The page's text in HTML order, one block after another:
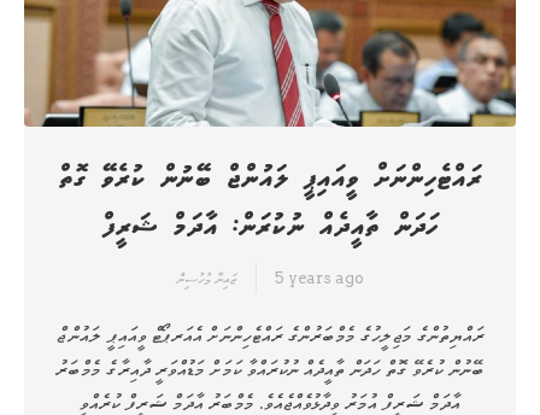
ރައްޓެހިންނަށް ވީއައިޕީ ލައުންޖް ބޭނުން ކުރެވޭ ގޮތް
ހަދަން ތާއީދެއް ނުކުރަން: އާދަމް ޝަރީފް
ޒައިނާ މުހުސިން 5 years ago
ރައްޔިތުންގެ މަޖިލީހުގެ މެމްބަރުންގެ ރައްޓެހިންނަށް އެއަރޕޯޓް ވީއައިޕީ ލައުންޖް
ބޭނުން ކުރެވޭ ގޮތް ހަދަން ތާއީދެއް ނުކުރައްވާ ކަމަށް މަޑުއްވަރީ ދާއިރާގެ މެމްބަރު
އާދަމް ޝަރީފް އުމަރު ވިދާޅުވެއްޖެއެވެ. މެމްބަރު އާދަމް ޝަރީފް ކުރެއްވި